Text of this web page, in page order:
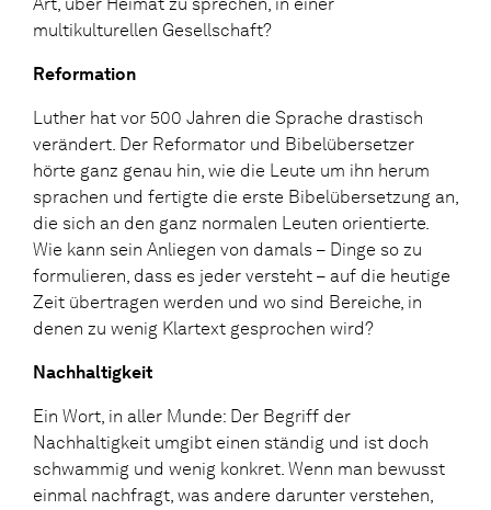
multikulturellen Gesellschaft?
Reformation
Luther hat vor 500 Jahren die Sprache drastisch
verändert. Der Reformator und Bibelübersetzer
hörte ganz genau hin, wie die Leute um ihn herum
sprachen und fertigte die erste Bibelübersetzung an,
die sich an den ganz normalen Leuten orientierte.
Wie kann sein Anliegen von damals – Dinge so zu
formulieren, dass es jeder versteht – auf die heutige
Zeit übertragen werden und wo sind Bereiche, in
denen zu wenig Klartext gesprochen wird?
Nachhaltigkeit
Ein Wort, in aller Munde: Der Begriff der
Nachhaltigkeit umgibt einen ständig und ist doch
schwammig und wenig konkret. Wenn man bewusst
einmal nachfragt, was andere darunter verstehen,